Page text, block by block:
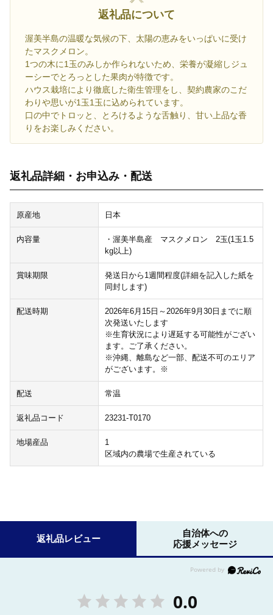
返礼品について
渥美半島の温暖な気候の下、太陽の恵みをいっぱいに受け
たマスクメロン。
1つの木に1玉のみしか作られないため、栄養が凝縮しジュ
ーシーでとろっとした果肉が特徴です。
ハウス栽培により徹底した衛生管理をし、契約農家のこだ
わりや思いが1玉1玉に込められています。
口の中でトロッと、とろけるような舌触り、甘い上品な香
りをお楽しみください。
返礼品詳細・お申込み・配送
原産地 日本
内容量
・渥美半島産 マスクメロン 2玉(1玉1.5
kg以上)
賞味期限
発送日から1週間程度(詳細を記入した紙を
同封します)
配送時期
2026年6月15日～2026年9月30日までに順
次発送いたします
※生育状況により遅延する可能性がござい
ます。ご了承ください。
※沖縄、離島など一部、配送不可のエリア
がございます。※
配送 常温
返礼品コード 23231-T0170
地場産品
1
区域内の農場で生産されている
返礼品レビュー
自治体への
応援メッセージ
0.0